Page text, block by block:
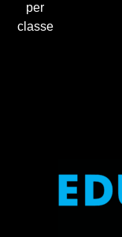
per
classe